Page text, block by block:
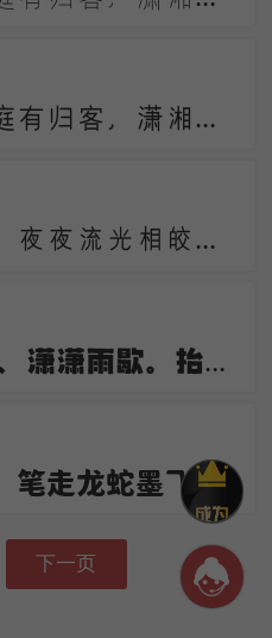
日落江南春，洞庭有归客，潇湘逢故人。故人何不返，春华复应晚。
愿我如星君如月，夜夜流光相皎洁。以星月为喻，表达了诗人对美好情感的向往与追求。
怒发冲冠,凭栏处、潇潇雨歇。抬望眼,仰天长啸,壮怀激烈。三十功名尘与土,八千里路云和月。莫等闲,白了少年头,空悲切!
大萌清体古韵长，笔走龙蛇墨飞扬。清朝遗风存笔意，民国新韵入篇章。今朝盛世才情显，书尽山河绘锦光。且看传承兴雅艺，千秋文脉韵流芳 。
下一页